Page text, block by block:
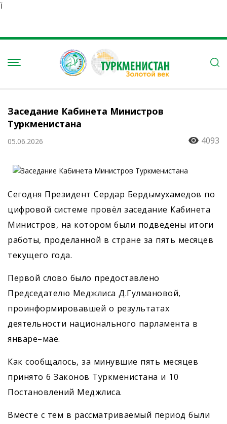
Ï
Заседание Кабинета Министров
Туркменистана
05.06.2026 4093
Сегодня Президент Сердар Бердымухамедов по
цифровой сис­теме провёл заседание Кабинета
Министров, на котором были подведены итоги
работы, проделанной в стране за пять месяцев
текущего года.
Первой слово было предоставлено
Председателю Меджлиса Д.Гулмановой,
проинформировавшей о результатах
деятельности национального парламента в
январе–мае.
Как сообщалось, за минувшие пять месяцев
принято 6 Законов Туркменистана и 10
Постановлений Меджлиса.
Вместе с тем в рассматриваемый период были